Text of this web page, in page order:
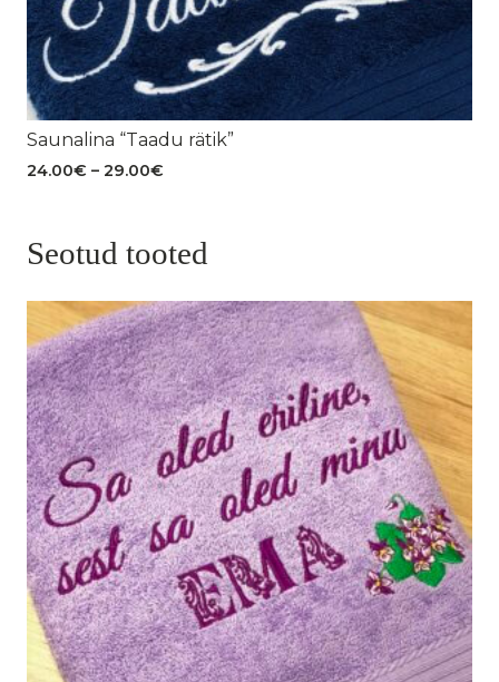
Saunalina “Taadu rätik”
24.00€ – 29.00€
Seotud tooted